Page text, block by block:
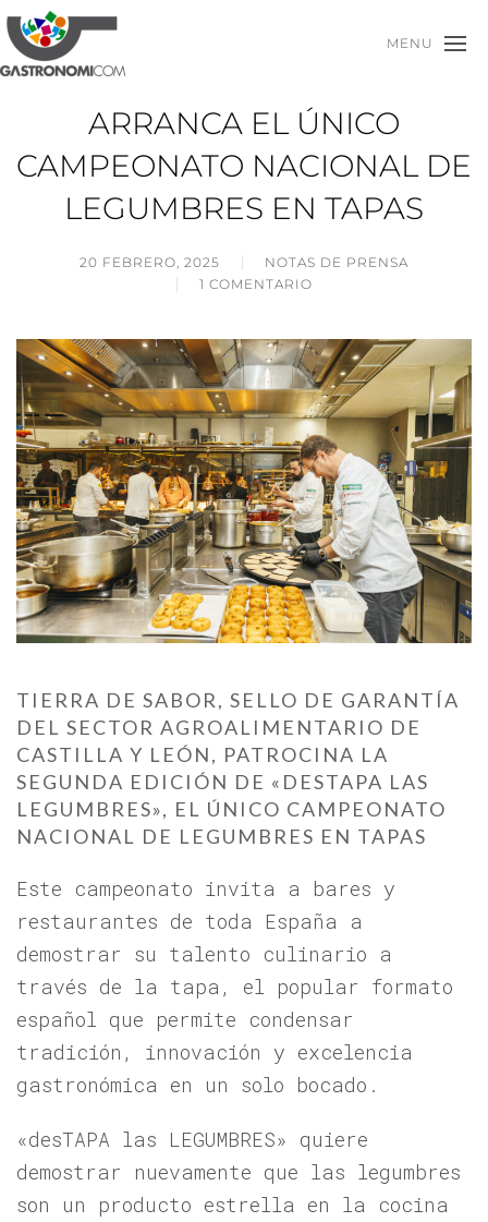
MENU
ARRANCA EL ÚNICO
CAMPEONATO NACIONAL DE
LEGUMBRES EN TAPAS
20 FEBRERO, 2025
NOTAS DE PRENSA
1 COMENTARIO
TIERRA DE SABOR, SELLO DE GARANTÍA
DEL SECTOR AGROALIMENTARIO DE
CASTILLA Y LEÓN, PATROCINA LA
SEGUNDA EDICIÓN DE «DESTAPA LAS
LEGUMBRES», EL ÚNICO CAMPEONATO
NACIONAL DE LEGUMBRES EN TAPAS
Este campeonato invita a bares y
restaurantes de toda España a
demostrar su talento culinario a
través de la tapa, el popular formato
español que permite condensar
tradición, innovación y excelencia
gastronómica en un solo bocado.
«desTAPA las LEGUMBRES» quiere
demostrar nuevamente que las legumbres
son un producto estrella en la cocina